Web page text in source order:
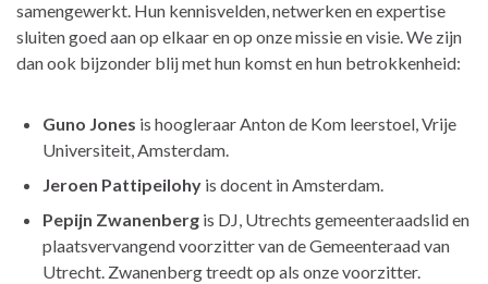
samengewerkt. Hun kennisvelden, netwerken en expertise
sluiten goed aan op elkaar en op onze missie en visie. We zijn
dan ook bijzonder blij met hun komst en hun betrokkenheid:
Guno Jones is hoogleraar Anton de Kom leerstoel, Vrije
Universiteit, Amsterdam.
Jeroen Pattipeilohy is docent in Amsterdam.
Pepijn Zwanenberg is DJ, Utrechts gemeenteraadslid en
plaatsvervangend voorzitter van de Gemeenteraad van
Utrecht. Zwanenberg treedt op als onze voorzitter.